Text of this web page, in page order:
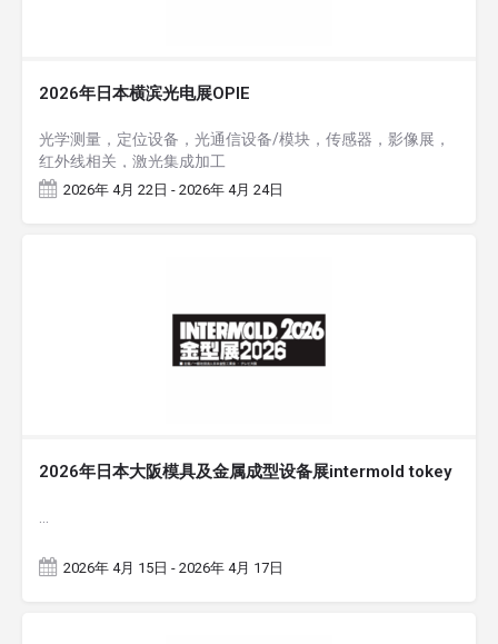
2026年日本横滨光电展OPIE
光学测量，定位设备，光通信设备/模块，传感器，影像展，
红外线相关，激光集成加工
2026年 4月 22日 - 2026年 4月 24日
2026年日本大阪模具及金属成型设备展intermold tokey
2026年 4月 15日 - 2026年 4月 17日